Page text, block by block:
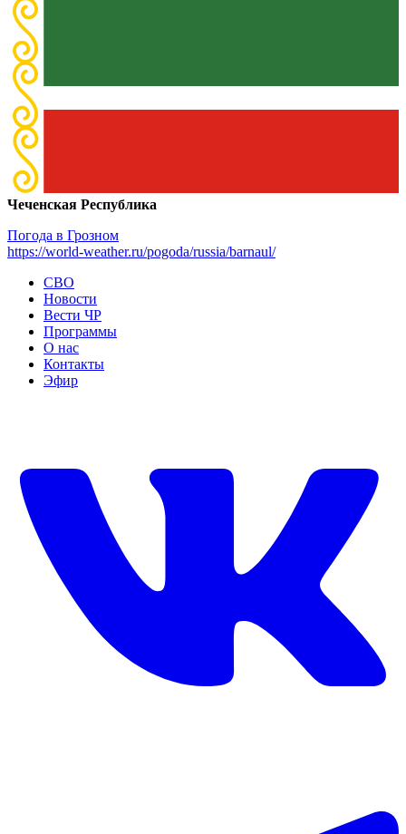
Чеченская Республика
Погода в Грозном
https://world-weather.ru/pogoda/russia/barnaul/
СВО
Новости
Вести ЧР
Программы
О нас
Контакты
Эфир